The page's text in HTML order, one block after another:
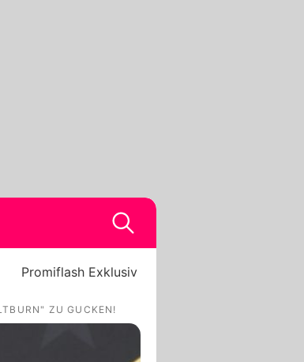
Promiflash Exklusiv
ZU GUCKEN!